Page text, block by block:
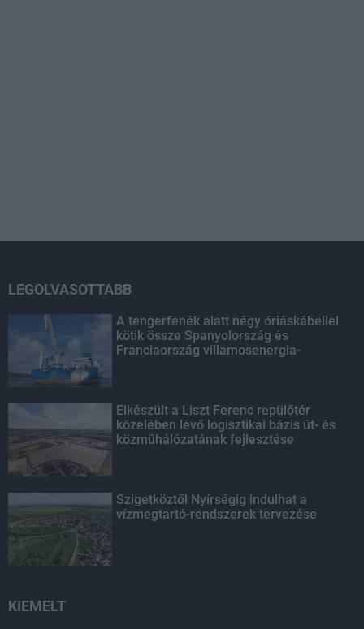
LEGOLVASOTTABB
A tengerfenék alatt négy óriáskábellel
kötik össze Spanyolország és
Franciaország villamosenergia-
Elkészült a Liszt Ferenc repülőtér
közelében lévő logisztikai bázis út- és
közműhálózatának fejlesztése
Szigetköztől Nyírségig indulhat a
vízmegtartó-rendszerek tervezése
KIEMELT